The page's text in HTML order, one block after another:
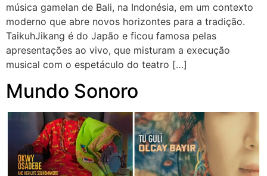
música gamelan de Bali, na Indonésia, em um contexto
moderno que abre novos horizontes para a tradição.
TaikuhJikang é do Japão e ficou famosa pelas
apresentações ao vivo, que misturam a execução
musical com o espetáculo do teatro […]
Mundo Sonoro